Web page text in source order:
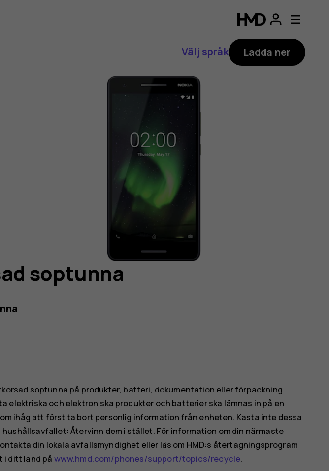
Välj språk Ladda ner
soptunna
soptunna på produkter, batteri, dokumentation eller förpackning
elektriska och elektroniska produkter och batterier ska lämnas in på en
ihåg att först ta bort personlig information från enheten. Kasta inte dessa
Återvinn dem i stället. För information om din närmaste
din lokala avfallsmyndighet eller läs om HMD:s återtagningsprogram
i ditt land på www.hmd.com/phones/support/topics/recycle.